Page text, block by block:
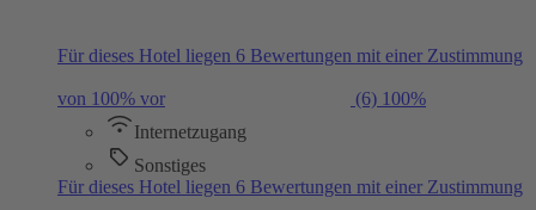
Für dieses Hotel liegen 6 Bewertungen mit einer Zustimmung
von 100% vor (6) 100%
Internetzugang
Sonstiges
Für dieses Hotel liegen 6 Bewertungen mit einer Zustimmung